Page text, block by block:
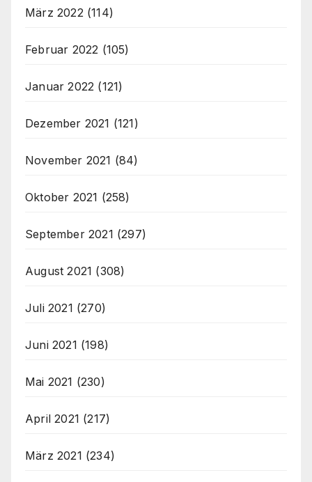
März 2022 (114)
Februar 2022 (105)
Januar 2022 (121)
Dezember 2021 (121)
November 2021 (84)
Oktober 2021 (258)
September 2021 (297)
August 2021 (308)
Juli 2021 (270)
Juni 2021 (198)
Mai 2021 (230)
April 2021 (217)
März 2021 (234)